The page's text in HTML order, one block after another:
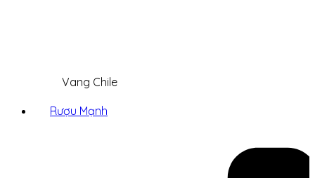
Vang Chile
Rượu Mạnh